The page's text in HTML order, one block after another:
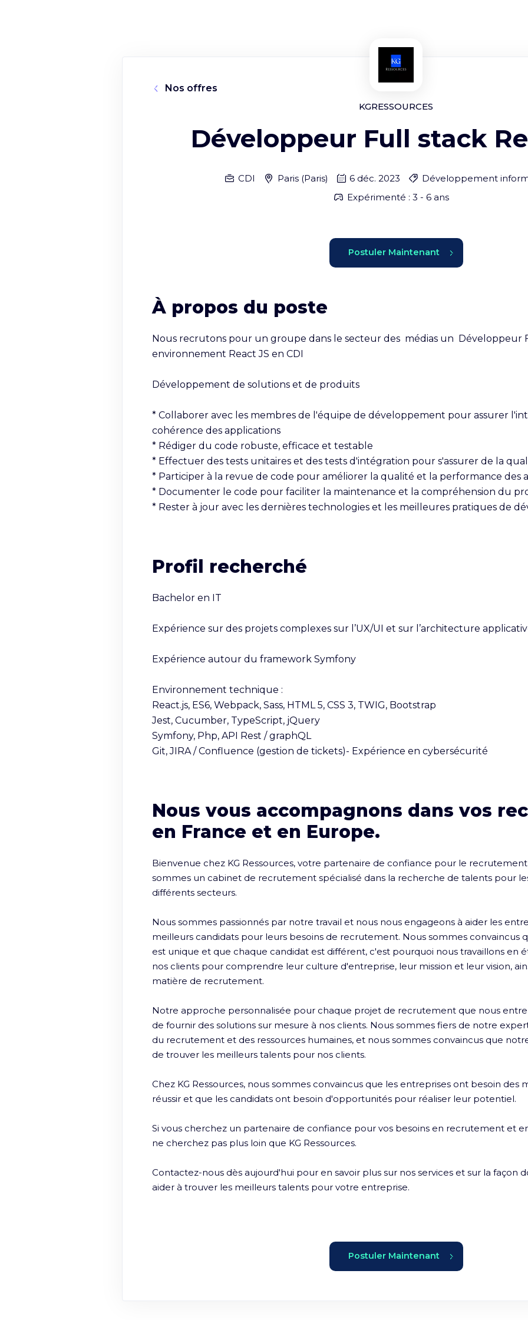
KGRESSOURCES
Nos offres
Développeur Full stack
CDI Paris(Paris) 6 déc. 2023
Développement
Expérimenté : 3 - 6 ans
Postuler Maintenant
À propos du poste
Nous recrutons pour un groupe dans le secteur des  médias un  Développeur
environnement React JS en CDI
Développement de solutions et de produits
* Collaborer avec les membres de l'équipe de développement pour assurer
cohérence des applications
* Rédiger du code robuste, efficace et testable
* Effectuer des tests unitaires et des tests d'intégration pour s'assurer de la
* Participer à la revue de code pour améliorer la qualité et la performance des
* Documenter le code pour faciliter la maintenance et la compréhension du
Profil recherché
Bachelor en IT
Expérience sur des projets complexes sur l’UX/UI et sur l’architecture
Expérience autour du framework Symfony
Environnement technique :
React.js, ES6, Webpack, Sass, HTML 5, CSS 3, TWIG, Bootstrap
Jest, Cucumber, TypeScript, jQuery
Symfony, Php, API Rest / graphQL
Git, JIRA / Confluence (gestion de tickets)- Expérience en cybersécurité
Nous vous accompagnons dans vos
en France et en Europe.
Bienvenue chez KG Ressources, votre partenaire de confiance pour le
sommes un cabinet de recrutement spécialisé dans la recherche de talents pour
différents secteurs.
Nous sommes passionnés par notre travail et nous nous engageons à aider les
meilleurs candidats pour leurs besoins de recrutement. Nous sommes convaincus
est unique et que chaque candidat est différent, c'est pourquoi nous travaillons en
nos clients pour comprendre leur culture d'entreprise, leur mission et leur vision,
matière de recrutement.
Notre approche personnalisée pour chaque projet de recrutement que nous
de fournir des solutions sur mesure à nos clients. Nous sommes fiers de notre
du recrutement et des ressources humaines, et nous sommes convaincus que
de trouver les meilleurs talents pour nos clients.
Chez KG Ressources, nous sommes convaincus que les entreprises ont besoin des
réussir et que les candidats ont besoin d'opportunités pour réaliser leur potentiel.
Si vous cherchez un partenaire de confiance pour vos besoins en recrutement et
ne cherchez pas plus loin que KG Ressources.
Contactez-nous dès aujourd'hui pour en savoir plus sur nos services et sur la façon
aider à trouver les meilleurs talents pour votre entreprise.
Postuler Maintenant